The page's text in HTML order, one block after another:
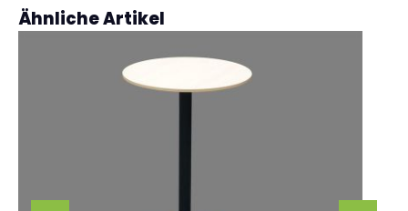
Produktgalerie überspringen
Ähnliche Artikel